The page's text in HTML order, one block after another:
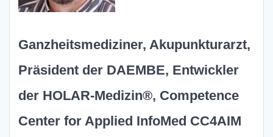
Ganzheitsmediziner, Akupunkturarzt,
Präsident der DAEMBE, Entwickler
der HOLAR-Medizin®, Competence
Center for Applied InfoMed CC4AIM